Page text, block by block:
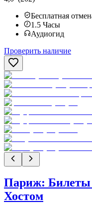
Бесплатная
1.5 Часы
Аудиогид
Проверить наличие
Париж: Билеты
Хостом